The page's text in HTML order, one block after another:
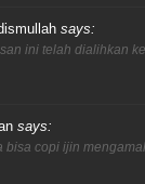
says:
ini telah dialihkan
says:
bisa copi ijin